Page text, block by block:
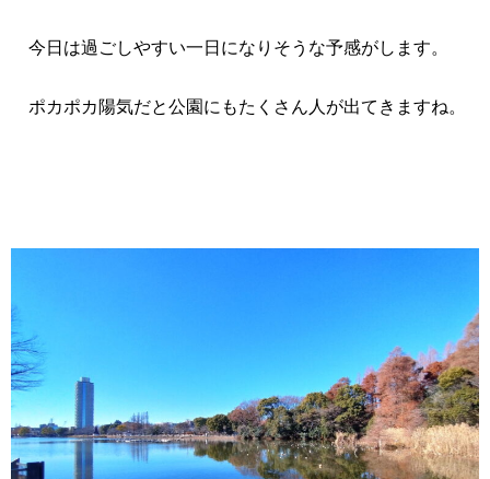
今日は過ごしやすい一日になりそうな予感がします。
ポカポカ陽気だと公園にもたくさん人が出てきますね。